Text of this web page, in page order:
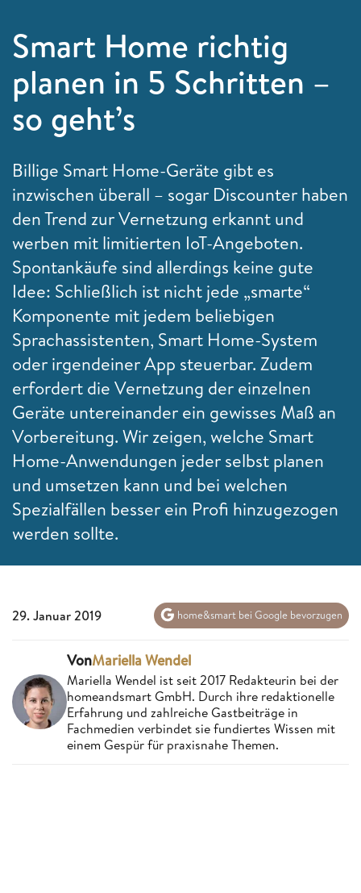
Smart Home richtig
planen in 5 Schritten –
so geht’s
Billige Smart Home-Geräte gibt es
inzwischen überall – sogar Discounter haben
den Trend zur Vernetzung erkannt und
werben mit limitierten IoT-Angeboten.
Spontankäufe sind allerdings keine gute
Idee: Schließlich ist nicht jede „smarte“
Komponente mit jedem beliebigen
Sprachassistenten, Smart Home-System
oder irgendeiner App steuerbar. Zudem
erfordert die Vernetzung der einzelnen
Geräte untereinander ein gewisses Maß an
Vorbereitung. Wir zeigen, welche Smart
Home-Anwendungen jeder selbst planen
und umsetzen kann und bei welchen
Spezialfällen besser ein Profi hinzugezogen
werden sollte.
29. Januar 2019 home&smart bei Google bevorzugen
VonMariella Wendel
Mariella Wendel ist seit 2017 Redakteurin bei der
homeandsmart GmbH. Durch ihre redaktionelle
Erfahrung und zahlreiche Gastbeiträge in
Fachmedien verbindet sie fundiertes Wissen mit
einem Gespür für praxisnahe Themen.